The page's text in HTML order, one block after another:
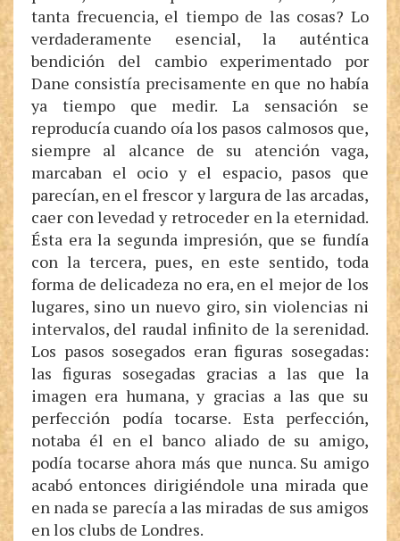
tanta frecuencia, el tiempo de las cosas? Lo
verdaderamente esencial, la auténtica
bendición del cambio experimentado por
Dane consistía precisamente en que no había
ya tiempo que medir. La sensación se
reproducía cuando oía los pasos calmosos que,
siempre al alcance de su atención vaga,
marcaban el ocio y el espacio, pasos que
parecían, en el frescor y largura de las arcadas,
caer con levedad y retroceder en la eternidad.
Ésta era la segunda impresión, que se fundía
con la tercera, pues, en este sentido, toda
forma de delicadeza no era, en el mejor de los
lugares, sino un nuevo giro, sin violencias ni
intervalos, del raudal infinito de la serenidad.
Los pasos sosegados eran figuras sosegadas:
las figuras sosegadas gracias a las que la
imagen era humana, y gracias a las que su
perfección podía tocarse. Esta perfección,
notaba él en el banco aliado de su amigo,
podía tocarse ahora más que nunca. Su amigo
acabó entonces dirigiéndole una mirada que
en nada se parecía a las miradas de sus amigos
en los clubs de Londres.